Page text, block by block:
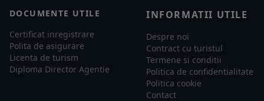
DOCUMENTE UTILE
Certificat inregistrare
Polita de asigurare
Licenta de turism
Diploma Director Agentie
INFORMATII UTILE
Despre noi
Contract cu turistul
Termene si conditii
Politica de confidentialitate
Politica cookie
Contact